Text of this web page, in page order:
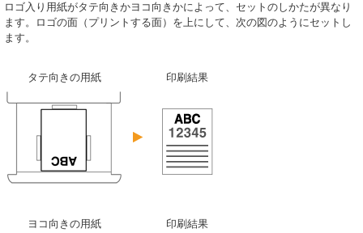
ロゴ入り用紙がタテ向きかヨコ向きかによって、セットのしかたが異なり
ます。ロゴの面（プリントする面）を上にして、次の図のようにセットし
ます。
タテ向きの用紙 印刷結果
ヨコ向きの用紙 印刷結果